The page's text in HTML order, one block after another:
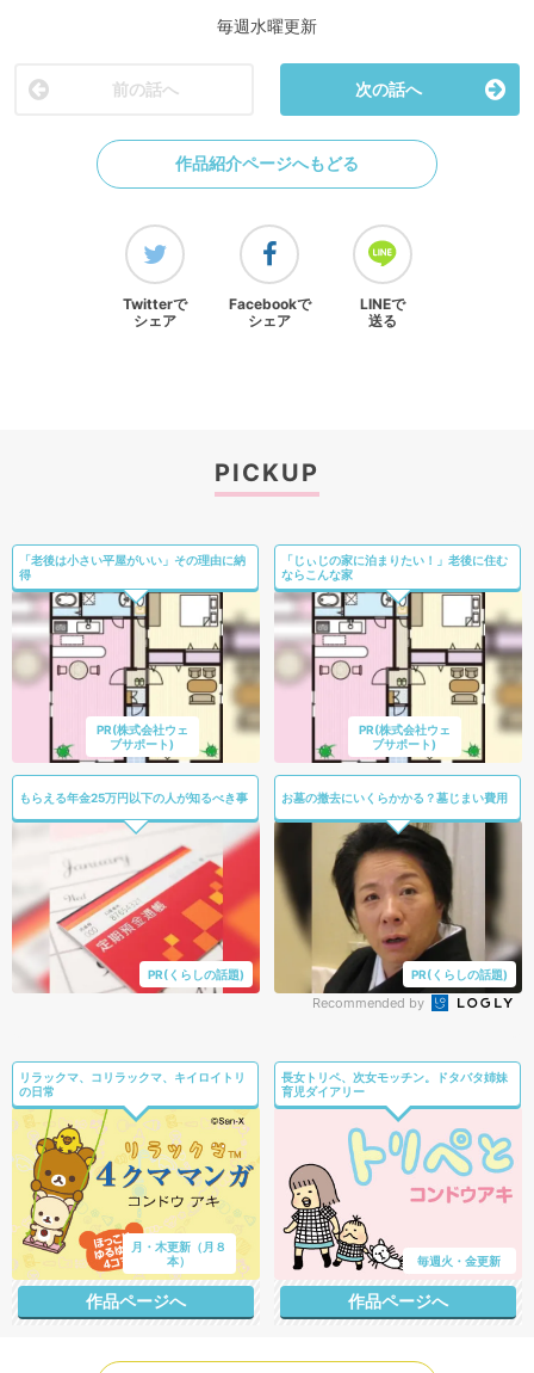
毎週水曜更新
前の話へ 次の話へ
作品紹介ページへもどる
Twitterで
シェア
Facebookで
シェア
LINEで
送る
PICKUP
「老後は小さい平屋がいい」その理由に納
得
PR(株式会社ウェ
ブサポート)
「じぃじの家に泊まりたい！」老後に住む
ならこんな家
PR(株式会社ウェ
ブサポート)
もらえる年金25万円以下の人が知るべき事
PR(くらしの話題)
お墓の撤去にいくらかかる？墓じまい費用
PR(くらしの話題)
Recommended by
リラックマ、コリラックマ、キイロイトリ
の日常
月・木更新（月８
本）
作品ページへ
長女トリペ、次女モッチン。ドタバタ姉妹
育児ダイアリー
毎週火・金更新
作品ページへ